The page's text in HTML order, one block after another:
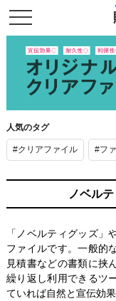
人気のタグ
#クリアファイル #フ
ノベル
「ノベルティグッズ
ファイルです。一般的
見積書などの書類に挟
繰り返し利用できるツ
ていれば自然と宣伝効